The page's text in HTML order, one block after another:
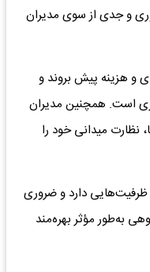
و جدی از سوی مدیران
و هزینه پیش بروند و
است. همچنین مدیران
نظارت میدانی خود را
ظرفیت‌هایی دارد و ضروری
به‌طور مؤثر بهره‌مند